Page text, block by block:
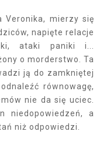
Veronika, mierzy się
napięte relacje
ataki paniki i...
o morderstwo. Ta
ją do zamkniętej
równowagę,
nie da się uciec.
niedopowiedzeń, a
niż odpowiedzi.